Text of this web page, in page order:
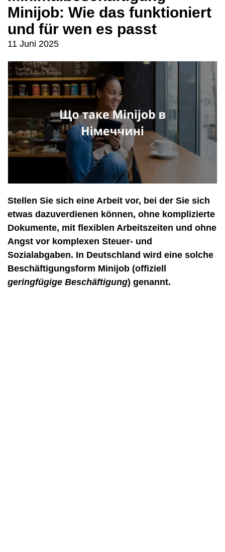
Minijob: Wie das funktioniert
und für wen es passt
11 Juni 2025
Stellen Sie sich eine Arbeit vor, bei der Sie sich
etwas dazuverdienen können, ohne komplizierte
Dokumente, mit flexiblen Arbeitszeiten und ohne
Angst vor komplexen Steuer- und
Sozialabgaben. In Deutschland wird eine solche
Beschäftigungsform Minijob (offiziell
geringfügige Beschäftigung) genannt.